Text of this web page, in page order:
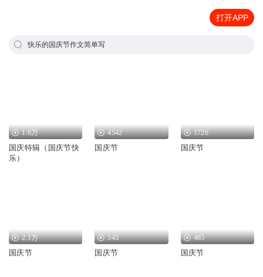
打开APP
快乐的国庆节作文简单写
1.6万
国庆特辑（国庆节快
乐）
4542
国庆节
1726
国庆节
2.1万
国庆节
543
国庆节
465
国庆节